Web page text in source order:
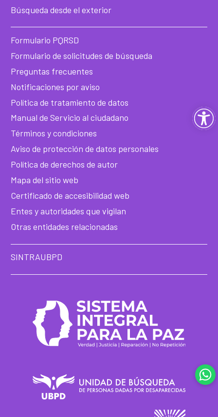
Búsqueda desde el exterior
Formulario PQRSD
Formulario de solicitudes de búsqueda
Preguntas frecuentes
Notificaciones por aviso
Política de tratamiento de datos
Manual de Servicio al ciudadano
Términos y condiciones
Aviso de protección de datos personales
Política de derechos de autor
Mapa del sitio web
Certificado de accesibilidad web
Entes y autoridades que vigilan
Otras entidades relacionadas
SINTRAUBPD